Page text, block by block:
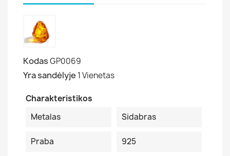
KodasGP0069
Yra sandėlyje 1 Vienetas
Charakteristikos
Metalas
Sidabras
Praba 925